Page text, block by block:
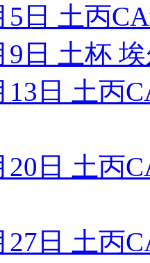
5日 土丙
9日 土杯
13日 土丙
20日 土丙
27日 土丙